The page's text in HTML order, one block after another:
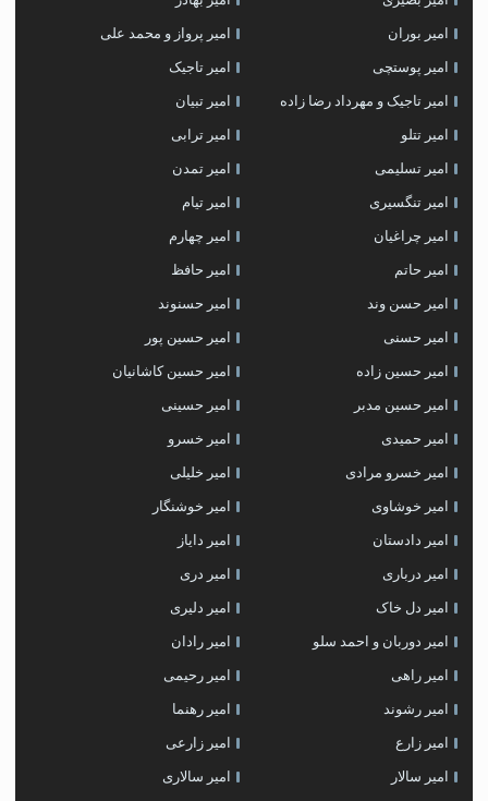
امیر بوران امیر پرواز و محمد علی
امیر پوستچی امیر تاجیک
امیر تاجیک و مهرداد رضا زاده امیر تبیان
امیر تتلو امیر ترابی
امیر تسلیمی امیر تمدن
امیر تنگسیری امیر تیام
امیر چراغیان امیر چهارم
امیر حاتم امیر حافظ
امیر حسن وند امیر حسنوند
امیر حسنی امیر حسین پور
امیر حسین زاده امیر حسین کاشانیان
امیر حسین مدبر امیر حسینی
امیر حمیدی امیر خسرو
امیر خسرو مرادی امیر خلیلی
امیر خوشاوی امیر خوشنگار
امیر دادستان امیر دایاز
امیر درباری امیر دری
امیر دل خاک امیر دلیری
امیر دوربان و احمد سلو امیر رادان
امیر راهی امیر رحیمی
امیر رشوند امیر رهنما
امیر زارع امیر زارعی
امیر سالار امیر سالاری